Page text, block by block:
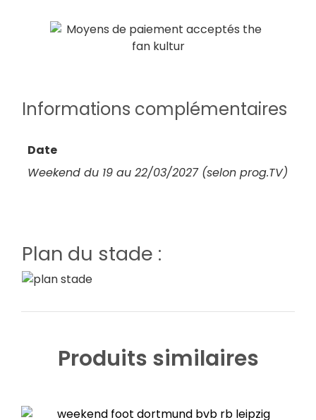
Informations complémentaires
Date
Weekend du 19 au 22/03/2027 (selon prog.TV)
Plan du stade :
Produits similaires